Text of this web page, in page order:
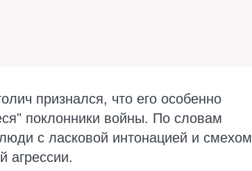
признался, что его особенно
поклонники войны. По словам
с ласковой интонацией и смехом
агрессии.